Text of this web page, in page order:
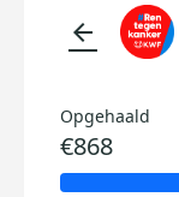
arrow_back
Opgehaald
€868